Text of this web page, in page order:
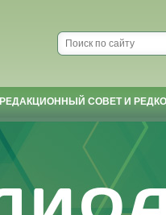
РЕДАКЦИОННЫЙ СОВЕТ И